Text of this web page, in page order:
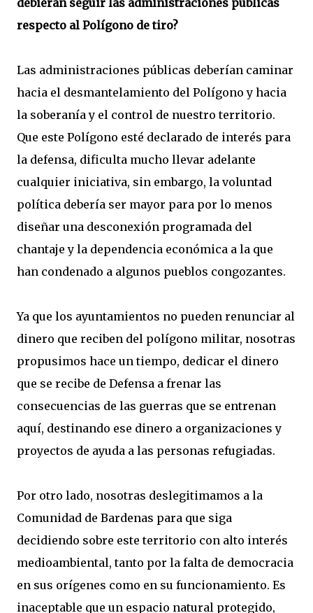
debieran seguir las administraciones públicas
respecto al Polígono de tiro?
Las administraciones públicas deberían caminar
hacia el desmantelamiento del Polígono y hacia
la soberanía y el control de nuestro territorio.
Que este Polígono esté declarado de interés para
la defensa, dificulta mucho llevar adelante
cualquier iniciativa, sin embargo, la voluntad
política debería ser mayor para por lo menos
diseñar una desconexión programada del
chantaje y la dependencia económica a la que
han condenado a algunos pueblos congozantes.
Ya que los ayuntamientos no pueden renunciar al
dinero que reciben del polígono militar, nosotras
propusimos hace un tiempo, dedicar el dinero
que se recibe de Defensa a frenar las
consecuencias de las guerras que se entrenan
aquí, destinando ese dinero a organizaciones y
proyectos de ayuda a las personas refugiadas.
Por otro lado, nosotras deslegitimamos a la
Comunidad de Bardenas para que siga
decidiendo sobre este territorio con alto interés
medioambiental, tanto por la falta de democracia
en sus orígenes como en su funcionamiento. Es
inaceptable que un espacio natural protegido,